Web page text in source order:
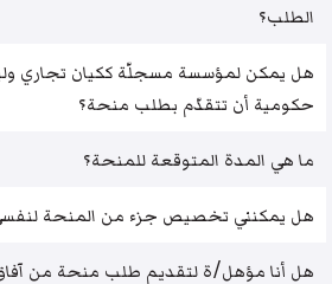
الطلب؟
هل يمكن لمؤسسة مسجلّة ككيان تجاري
حكومية أن تتقدّم بطلب منحة؟
ما هي المدة المتوقعة للمنحة؟
هل يمكنني تخصيص جزء من المنحة
هل أنا مؤهل/ة لتقديم طلب منحة من